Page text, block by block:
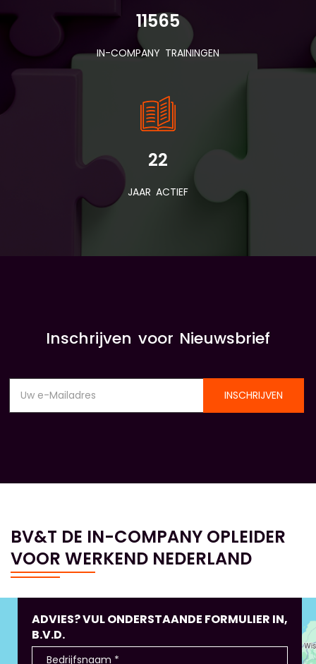
11565
IN-COMPANY TRAININGEN
22
JAAR ACTIEF
Inschrijven voor Nieuwsbrief
INSCHRIJVEN
BV&T DE IN-COMPANY OPLEIDER
VOOR WERKEND NEDERLAND
ADVIES? VUL ONDERSTAANDE FORMULIER IN,
B.V.D.